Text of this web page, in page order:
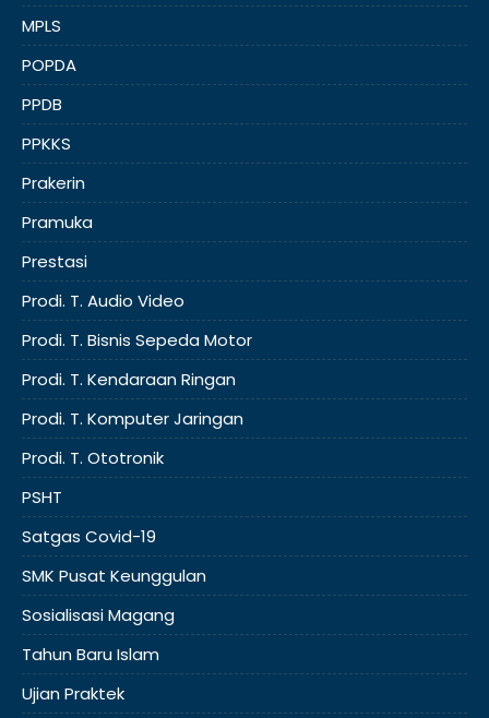
MPLS
POPDA
PPDB
PPKKS
Prakerin
Pramuka
Prestasi
Prodi. T. Audio Video
Prodi. T. Bisnis Sepeda Motor
Prodi. T. Kendaraan Ringan
Prodi. T. Komputer Jaringan
Prodi. T. Ototronik
PSHT
Satgas Covid-19
SMK Pusat Keunggulan
Sosialisasi Magang
Tahun Baru Islam
Ujian Praktek